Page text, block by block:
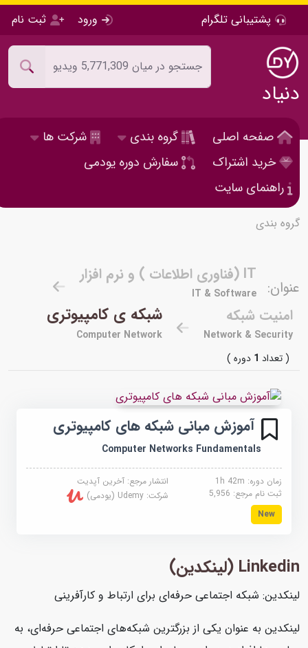
پشتیبانی تلگرام ورود ثبت نام
دنیاد
صفحه اصلی گروه بندی
شرکت ها
خرید اشتراک
سفارش دوره یودمی
راهنمای سایت
گروه بندی
عنوان:
IT (فناوری اطلاعات ) و نرم افزار
IT & Software
امنیت شبکه
Network & Security
شبکه ی کامپیوتری
Computer Network
( تعداد1 دوره )
آموزش مبانی شبکه های کامپیوتری
Computer Networks Fundamentals
زمان دوره: 1h 42m انتشار مرجع:آخرین آپدیت
ثبت نام مرجع:5,956 شرکت:Udemy (یودمی)
New
Linkedin (لینکدین)
لینکدین: شبکه اجتماعی حرفه‌ای برای ارتباط و کارآفرینی
لینکدین به عنوان یکی از بزرگترین شبکه‌های اجتماعی حرفه‌ای، به